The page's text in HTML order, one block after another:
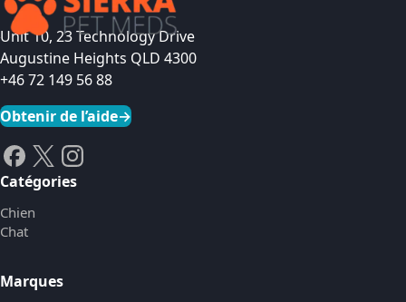
Unit 10, 23 Technology Drive
Augustine Heights QLD 4300
+46 72 149 56 88
Obtenir de l’aide→
Catégories
Chien
Chat
Marques